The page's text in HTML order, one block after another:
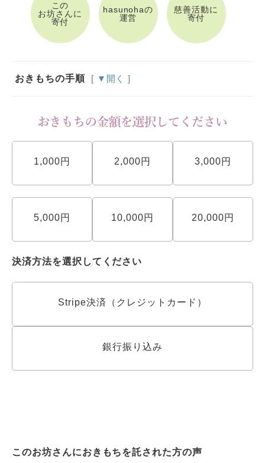
この
お坊さんに
寄付
hasunohaの
運営
慈善活動に
寄付
おきもちの手順 [ ▼開く ]
1,000円 2,000円 3,000円
5,000円 10,000円 20,000円
決済方法を選択してください
Stripe決済（クレジットカード）
銀行振り込み
このお坊さんにおきもちを託された方の声